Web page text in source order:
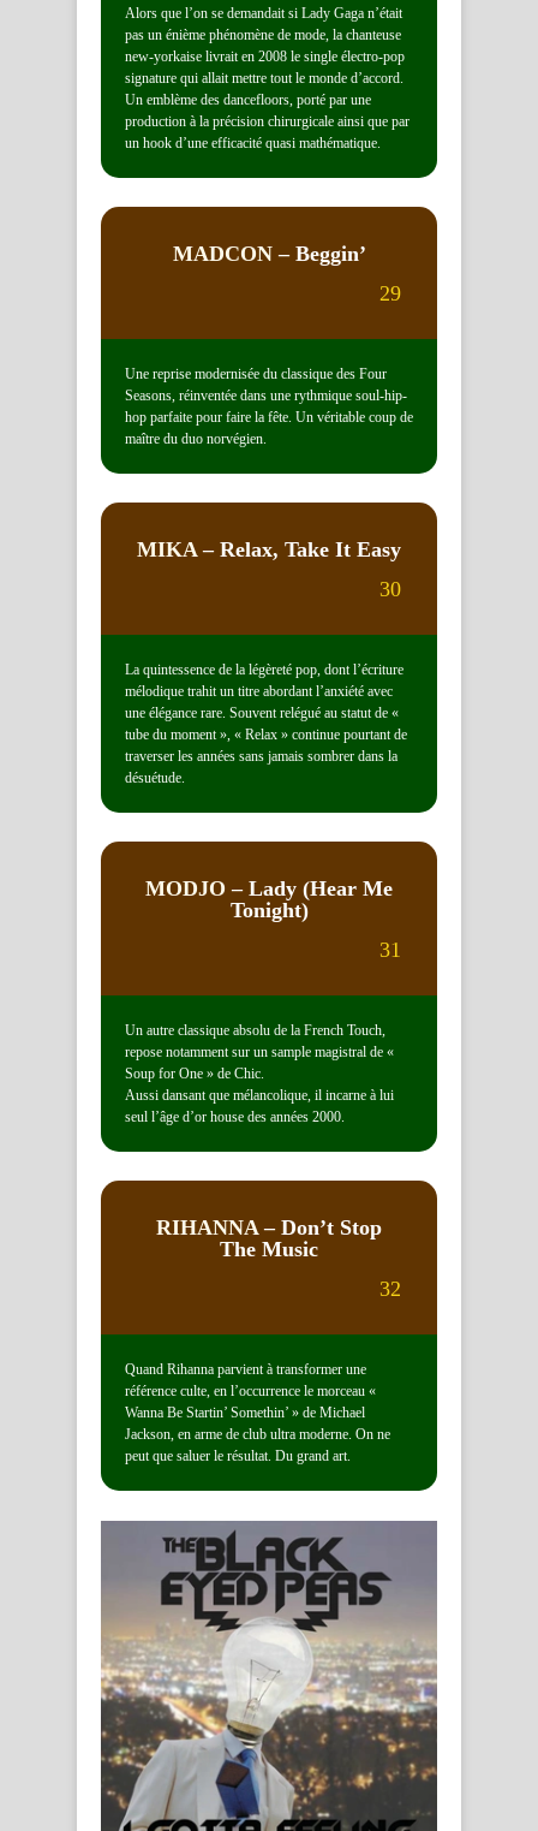
Alors que l’on se demandait si Lady Gaga n’était
pas un énième phénomène de mode, la chanteuse
new-yorkaise livrait en 2008 le single électro-pop
signature qui allait mettre tout le monde d’accord.
Un emblème des dancefloors, porté par une
production à la précision chirurgicale ainsi que par
un hook d’une efficacité quasi mathématique.
MADCON– Beggin’
29
Une reprise modernisée du classique des Four
Seasons, réinventée dans une rythmique soul-hip-
hop parfaite pour faire la fête. Un véritable coup de
maître du duo norvégien.
MIKA– Relax, Take It Easy
30
La quintessence de la légèreté pop, dont l’écriture
mélodique trahit un titre abordant l’anxiété avec
une élégance rare. Souvent relégué au statut de «
tube du moment », « Relax » continue pourtant de
traverser les années sans jamais sombrer dans la
désuétude.
MODJO – Lady (Hear Me
Tonight)
31
Un autre classique absolu de la French Touch,
repose notamment sur un sample magistral de «
Soup for One » de Chic.
Aussi dansant que mélancolique, il incarne à lui
seul l’âge d’or house des années 2000.
RIHANNA– Don’t Stop
The Music
32
Quand Rihanna parvient à transformer une
référence culte, en l’occurrence le morceau «
Wanna Be Startin’ Somethin’ » de Michael
Jackson, en arme de club ultra moderne. On ne
peut que saluer le résultat. Du grand art.